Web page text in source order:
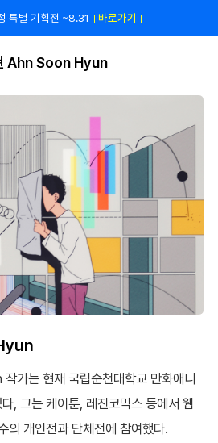
특별 기획전 ~8.31 바로가기
친구 추가하고 할인 쿠폰 받자!
Ahn Soon Hyun
가는 현재 국립순천대학교 만화애니
, 그는 케이툰, 레진코믹스 등에서 웹
의 개인전과 단체전에 참여했다.